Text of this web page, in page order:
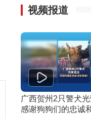
视频报道
广西贺州2只警犬光
感谢狗狗们的忠诚